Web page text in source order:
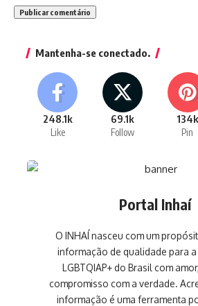
Mantenha-se conectado.
248.1k
Like
69.1k
Follow
134k
Pin
Portal Inhaí
O INHAÍ nasceu com um
informação de qualidade para
LGBTQIAP+ do Brasil com
compromisso com a verdade.
informação é uma ferramenta